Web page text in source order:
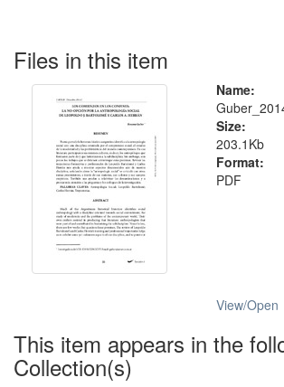
Files in this item
Name:
Size:
203.1Kb
Format:
PDF
View/Open
This item appears in the
Collection(s)